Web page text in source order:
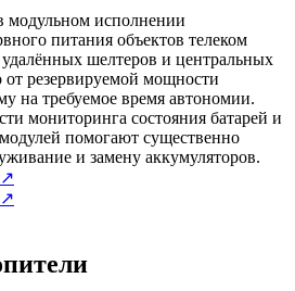
модульном исполнении
питания объектов телеком
шелтеров и центральных
от резервируемой мощности
на требуемое время автономии.
мониторинга состояния батарей и
помогают существенно
и замену аккумуляторов.
↗
↗